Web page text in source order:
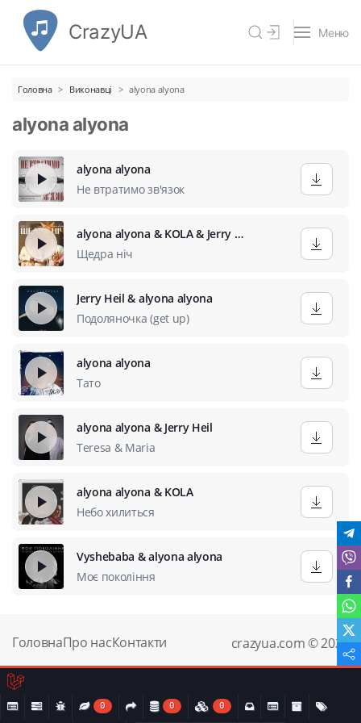
CrazyUA Меню
Головна Виконавці alyona alyona
alyona alyona
alyona alyona
Не втратимо зв'язок
alyona alyona & KOLA & Jerry Heil
Щедра ніч
Jerry Heil & alyona alyona
Подоляночка (get up)
alyona alyona
Тато
alyona alyona & Jerry Heil
Teresa & Maria
alyona alyona & KOLA
Небо хилиться
Vyshebaba & alyona alyona
Моє покоління
ГоловнаПро насКонтакти crazyua.com © 2024
0 0 0